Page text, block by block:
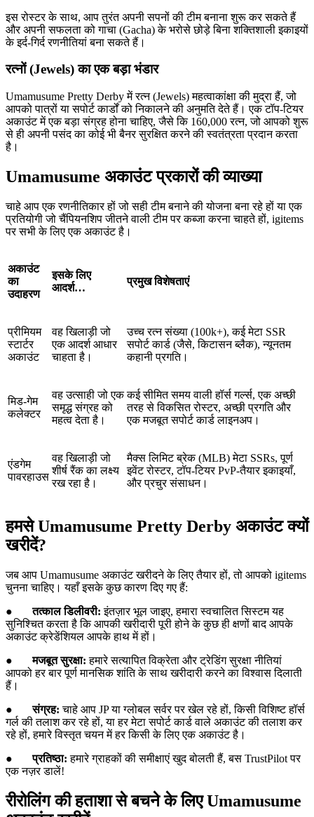
इस रोस्टर के साथ, आप तुरंत अपनी सपनों की टीम बनाना शुरू कर सकते हैं
और अपनी सफलता को गाचा (Gacha) के भरोसे छोड़े बिना शक्तिशाली इकाइयों
के इर्द-गिर्द रणनीतियां बना सकते हैं।
रत्नों (Jewels) का एक बड़ा भंडार
Umamusume Pretty Derby में रत्न (Jewels) महत्वाकांक्षा की मुद्रा हैं, जो
आपको पात्रों या सपोर्ट कार्डों को निकालने की अनुमति देते हैं। एक टॉप-टियर
अकाउंट में एक बड़ा संग्रह होना चाहिए, जैसे कि 160,000 रत्न, जो आपको शुरू
से ही अपनी पसंद का कोई भी बैनर सुरक्षित करने की स्वतंत्रता प्रदान करता
है।
Umamusume अकाउंट प्रकारों की व्याख्या
चाहे आप एक रणनीतिकार हों जो सही टीम बनाने की योजना बना रहे हों या एक
प्रतियोगी जो चैंपियनशिप जीतने वाली टीम पर कब्जा करना चाहते हों, igitems
पर सभी के लिए एक अकाउंट है।
अकाउंट
का
उदाहरण
इसके लिए
आदर्श…
प्रमुख विशेषताएं
प्रीमियम
स्टार्टर
अकाउंट
वह खिलाड़ी जो
एक आदर्श आधार
चाहता है।
उच्च रत्न संख्या (100k+), कई मेटा SSR
सपोर्ट कार्ड (जैसे, किटासन ब्लैक), न्यूनतम
कहानी प्रगति।
मिड-गेम
कलेक्टर
वह उत्साही जो एक
समृद्ध संग्रह को
महत्व देता है।
कई सीमित समय वाली हॉर्स गर्ल्स, एक अच्छी
तरह से विकसित रोस्टर, अच्छी प्रगति और
एक मजबूत सपोर्ट कार्ड लाइनअप।
एंडगेम
पावरहाउस
वह खिलाड़ी जो
शीर्ष रैंक का लक्ष्य
रख रहा है।
मैक्स लिमिट ब्रेक (MLB) मेटा SSRs, पूर्ण
इवेंट रोस्टर, टॉप-टियर PvP-तैयार इकाइयाँ,
और प्रचुर संसाधन।
हमसे Umamusume Pretty Derby अकाउंट क्यों
खरीदें?
जब आप Umamusume अकाउंट खरीदने के लिए तैयार हों, तो आपको igitems
चुनना चाहिए। यहाँ इसके कुछ कारण दिए गए हैं:
●तत्काल डिलीवरी: इंतज़ार भूल जाइए, हमारा स्वचालित सिस्टम यह
सुनिश्चित करता है कि आपकी खरीदारी पूरी होने के कुछ ही क्षणों बाद आपके
अकाउंट क्रेडेंशियल आपके हाथ में हों।
●मजबूत सुरक्षा: हमारे सत्यापित विक्रेता और ट्रेडिंग सुरक्षा नीतियां
आपको हर बार पूर्ण मानसिक शांति के साथ खरीदारी करने का विश्वास दिलाती
हैं।
●संग्रह: चाहे आप JP या ग्लोबल सर्वर पर खेल रहे हों, किसी विशिष्ट हॉर्स
गर्ल की तलाश कर रहे हों, या हर मेटा सपोर्ट कार्ड वाले अकाउंट की तलाश कर
रहे हों, हमारे विस्तृत चयन में हर किसी के लिए एक अकाउंट है।
●प्रतिष्ठा: हमारे ग्राहकों की समीक्षाएं खुद बोलती हैं, बस TrustPilot पर
एक नज़र डालें!
रीरोलिंग की हताशा से बचने के लिए Umamusume